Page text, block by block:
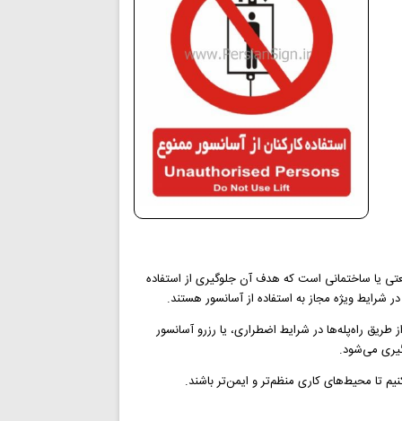
یا ساختمانی است که هدف آن جلوگیری از استفاده
شرایط ویژه مجاز به استفاده از آسانسور هستند.
راه‌پله‌ها در شرایط اضطراری، یا رزرو آسانسور
می‌شود.
تا محیط‌های کاری منظم‌تر و ایمن‌تر باشند.